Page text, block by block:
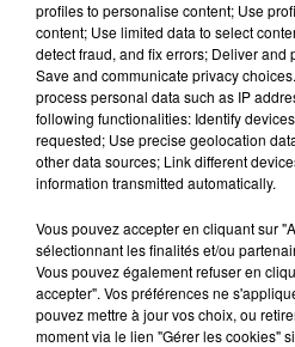
À partir de 6 ans
Réservation obligatoire
Château de Fougères-sur-
Les châteaux de Châteaudun,
contes à l’occasion des fêtes de
réchauffer vos oreilles et vos
famille, des contes mêlant
marionnettes. De Blanche-Neige
profiles to personalise content; Use
content; Use limited data to select
detect fraud, and fix errors; Deliver
Save and communicate privacy
process personal data such as IP
following functionalities: Identify
requested; Use precise geolocation
other data sources; Link different
information transmitted automatically.
Vous pouvez accepter en cliquant sur
sélectionnant les finalités et/ou
Vous pouvez également refuser en
accepter". Vos préférences ne
pouvez mettre à jour vos choix, ou
moment via le lien "Gérer les cookies"